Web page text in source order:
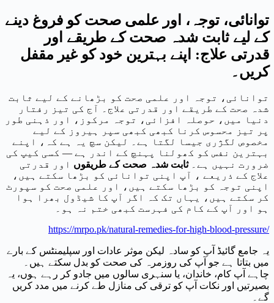
توانائی، توجہ، اور علمی صحت کو فروغ دینے
کے لیے ثابت شدہ صحت کے طریقے اور
قدرتی علاج: اپنے بہترین خود کو غیر مقفل
کریں۔
توانائی، توجہ اور علمی صحت کو بڑھانے کے لیے ثابت
شدہ صحت کے طریقے اور قدرتی علاج۔ آج کی تیز رفتار
دنیا میں، حوصلہ افزائی، توجہ مرکوز، اور ذہنی طور
پر تیز محسوس کرنا کبھی کبھی سپر ہیروز کے لیے
مخصوص لگژری جیسا لگتا ہے۔ لیکن سچ یہ ہے کہ، اپنے
بہترین نفس کو کھولنا پہنچ کے اندر ہے — کسی کیپ کی
ضرورت نہیں ہے۔ثابت شدہ صحت کے طریقوں اور قدرتی
علاج کے ذریعے ، آپ اپنی توانائی کو بڑھا سکتے ہیں،
اپنی توجہ کو بڑھا سکتے ہیں، اور علمی صحت کو سپورٹ
کر سکتے ہیں، یہاں تک کہ اگر آپ کا شیڈول بھرا ہوا
ہو اور آپ کے کام کی فہرست کبھی ختم نہ ہو۔
https://mrpo.pk/natural-remedies-for-high-blood-pressure/
یہ جامع گائیڈ آپ کو سادہ لیکن موثر عادات اور سپلیمنٹس کے بارے
میں بتاتا ہے جو آپ کی روزمرہ کی صحت کو بدل سکتے ہیں۔
چاہے آپ کام، خاندان، یا سنہری سالوں میں جادو کر رہے ہوں، یہ
بصیرتیں اور نکات آپ کو ترقی کی منازل طے کرنے میں مدد کریں
گے۔